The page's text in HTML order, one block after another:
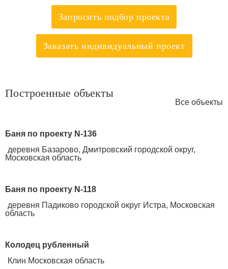
Запросить подбор проекта
Заказать индивидуальный проект
Построенные объекты
Все объекты
Баня по проекту N-136
деревня Базарово, Дмитровский городской округ,
Московская область
Баня по проекту N-118
деревня Падиково городской округ Истра, Московская
область
Колодец рубленный
Клин Московская область